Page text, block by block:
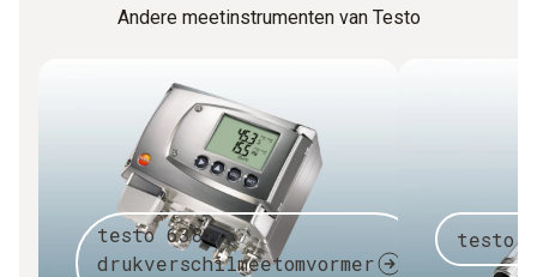
Andere meetinstrumenten van Testo
testo 6381
drukverschilmeetomvormer
testo